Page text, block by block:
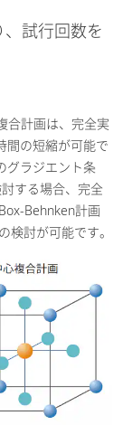
試行回数を
合計画は、完全実
間の短縮が可能で
グラジエント条
する場合、完全
Behnken計画
討が可能です。